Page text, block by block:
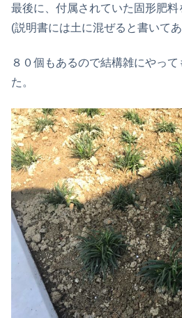
最後に、付属されていた固形肥料
(説明書には土に混ぜると書いて
８０個もあるので結構雑にやっ
た。